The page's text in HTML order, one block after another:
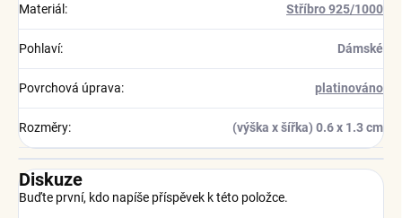
Materiál : Stříbro 925/1000
Pohlaví: Dámské
Povrchová úprava: platinováno
Rozměry: (výška x šířka) 0.6 x 1.3 cm
Diskuze
Buďte první, kdo napíše příspěvek k této položce.